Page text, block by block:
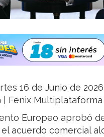
16 de Junio de
| Fenix Multiplataforma
Europeo aprobó
acuerdo comercial